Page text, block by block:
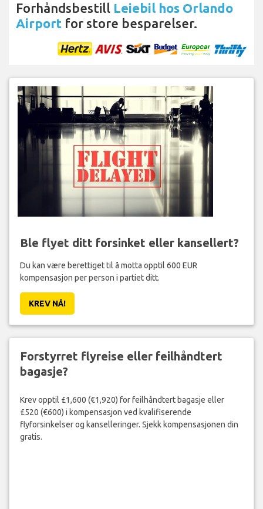
Forhåndsbestill Leiebil hos Orlando
Airport for store besparelser.
Ble flyet ditt forsinket eller kansellert?
Du kan være berettiget til å motta opptil 600 EUR
kompensasjon per person i partiet ditt.
KREV NÅ!
Forstyrret flyreise eller feilhåndtert
bagasje?
Krev opptil £1,600 (€1,920) for feilhåndtert bagasje eller
£520 (€600) i kompensasjon ved kvalifiserende
flyforsinkelser og kanselleringer. Sjekk kompensasjonen din
gratis.